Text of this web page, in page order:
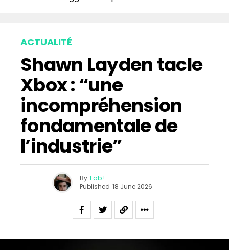
ACTUALITÉ
Shawn Layden tacle
Xbox : “une
incompréhension
fondamentale de
l’industrie”
By Fab !
Published 18 June 2026